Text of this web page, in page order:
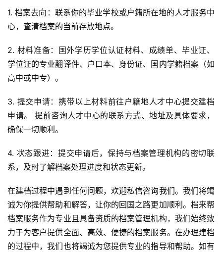
1. 档案去向：联系你的毕业学校或户籍所在地的人才服务中
心，查清档案的当前存放地点。
2. 材料准备：国外学历学位认证材料、成绩单、毕业证、
学位证的专业翻译件、户口本、身份证、国内学籍档案（如
高中或中专）。
3. 提交申请：携带以上材料前往户籍地人才中心提交建档
申请。 提前咨询人才中心的联系方式、地址及具体要求，
确保一切顺利。
4. 状态跟进：提交申请后，保持与档案管理机构的密切联
系，及时了解档案处理进度和状态更新。
在建档过程中遇到任何问题，欢迎私信咨询我们。我们将竭
诚为你提供帮助和解答，让你的回国之路更加顺利。档来帮
档案服务作为专业且具备资质的档案管理机构，我们始终致
力于为客户提供全面、高效、便捷的档案服务。在办理建档
的过程中，我们也将竭诚为您提供专业的指导和帮助。如有